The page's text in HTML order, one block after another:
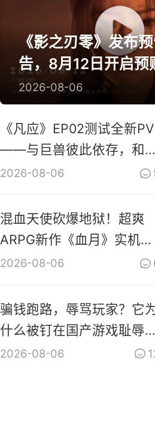
《影之刃零》发布
告，8月12日开启预
2026-08-06
《凡应》EP02测试全新PV
——与巨兽彼此依存，和鸣
共生！
2026-08-06
混血天使砍爆地狱！超爽
ARPG新作《血月》实机演
示视频
2026-08-06
骗钱跑路，辱骂玩家？它
什么被钉在国产游戏耻辱柱
上？【是个人物10】
2026-08-06